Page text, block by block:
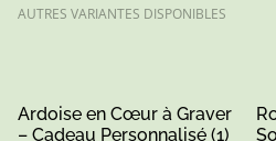
AUTRES VARIANTES DISPONIBLES
Ardoise en Cœur à Graver
– Cadeau Personnalisé (1)